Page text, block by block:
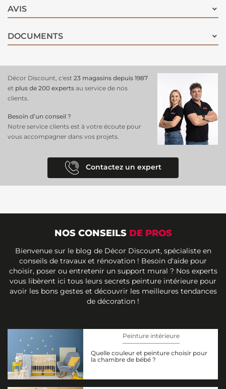
AVIS
DOCUMENTS
Décor Discount, c'est 23 magasins depuis 1987
et plus de 200 experts au service de nos
clients.
Besoin d’un conseil ?
Notre service clients est à votre écoute pour
vous accompagner dans vos projets.
Contactez un expert
NOS CONSEILS DE PROS
Bienvenue sur le blog de Décor Discount, spécialiste en
conseils de travaux et rénovation ! Besoin d'aide pour
choisir, poser ou entretenir un support mural ? Nos experts
vous libèrent ici tous leurs secrets peinture intérieure pour
avoir les bons gestes et découvrir les meilleures tendances
de décoration !
Peinture intérieure
Quelle couleur et peinture choisir pour
la chambre de bébé ?